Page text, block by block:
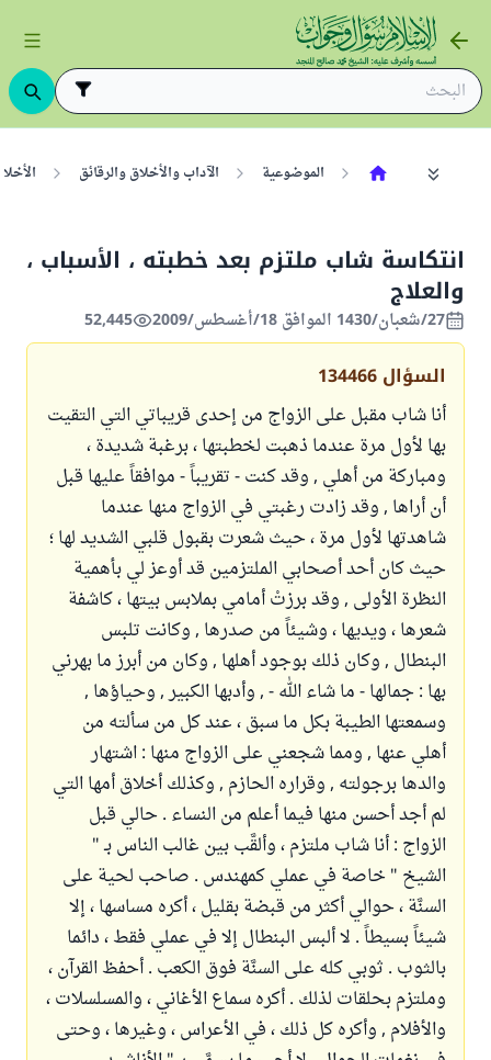
الموضوعية الآداب والأخلاق والرقائق
انتكاسة شاب ملتزم بعد خطبته ، الأسباب ،
والعلاج
27/شعبان/1430 الموافق 18/أغسطس/2009 52,445
السؤال 134466
أنا شاب مقبل على الزواج من إحدى قريباتي التي التقيت
بها لأول مرة عندما ذهبت لخطبتها ، برغبة شديدة ،
ومباركة من أهلي , وقد كنت - تقريباً - موافقاً عليها قبل
أن أراها , وقد زادت رغبتي في الزواج منها عندما
شاهدتها لأول مرة ، حيث شعرت بقبول قلبي الشديد لها ؛
حيث كان أحد أصحابي الملتزمين قد أوعز لي بأهمية
النظرة الأولى , وقد برزتْ أمامي بملابس بيتها ، كاشفة
شعرها ، ويديها ، وشيئاً من صدرها , وكانت تلبس
البنطال , وكان ذلك بوجود أهلها , وكان من أبرز ما بهرني
بها : جمالها - ما شاء الله - , وأدبها الكبير , وحياؤها ,
وسمعتها الطيبة بكل ما سبق ، عند كل من سألته من
أهلي عنها , ومما شجعني على الزواج منها : اشتهار
والدها برجولته , وقراره الحازم , وكذلك أخلاق أمها التي
لم أجد أحسن منها فيما أعلم من النساء . حالي قبل
الزواج : أنا شاب ملتزم ، وألقَّب بين غالب الناس بـ "
الشيخ " خاصة في عملي كمهندس . صاحب لحية على
السنَّة ، حوالي أكثر من قبضة بقليل ، أكره مساسها ، إلا
شيئاً بسيطاً . لا ألبس البنطال إلا في عملي فقط ، دائما
بالثوب . ثوبي كله على السنَّة فوق الكعب . أحفظ القرآن ،
وملتزم بحلقات لذلك . أكره سماع الأغاني ، والمسلسلات ،
والأفلام , وأكره كل ذلك ، في الأعراس ، وغيرها ، وحتى